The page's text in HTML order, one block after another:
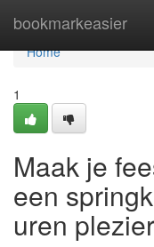
bookmarkeasier
Home
Home
1
Maak je
een
uren plezier